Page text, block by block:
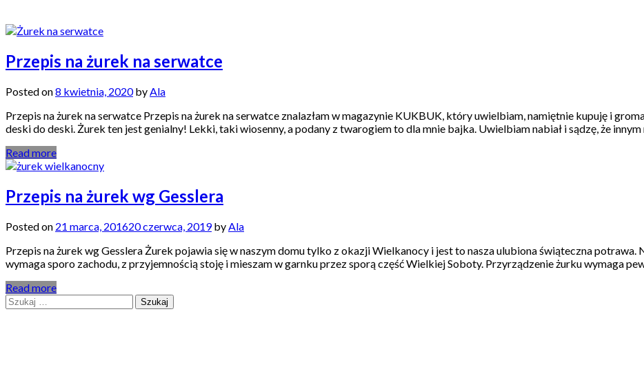
Przepis na żurek na serwatce
Posted on8 kwietnia, 2020by Ala
Przepis na żurek na serwatce Przepis na żurek na serwatce znalazłam w magazynie KUKBUK, który uwielbiam, namiętnie kupuję i
deski do deski. Żurek ten jest genialny! Lekki, taki wiosenny, a podany z twarogiem to dla mnie bajka. Uwielbiam nabiał i sądzę, że innym
Read more
Przepis na żurek wg Gesslera
Posted on 21 marca, 201620 czerwca, 2019by Ala
Przepis na żurek wg Gesslera Żurek pojawia się w naszym domu tylko z okazji Wielkanocy i jest to nasza ulubiona świąteczna
wymaga sporo zachodu, z przyjemnością stoję i mieszam w garnku przez sporą część Wielkiej Soboty. Przyrządzenie żurku wymaga
Read more
Szukaj: